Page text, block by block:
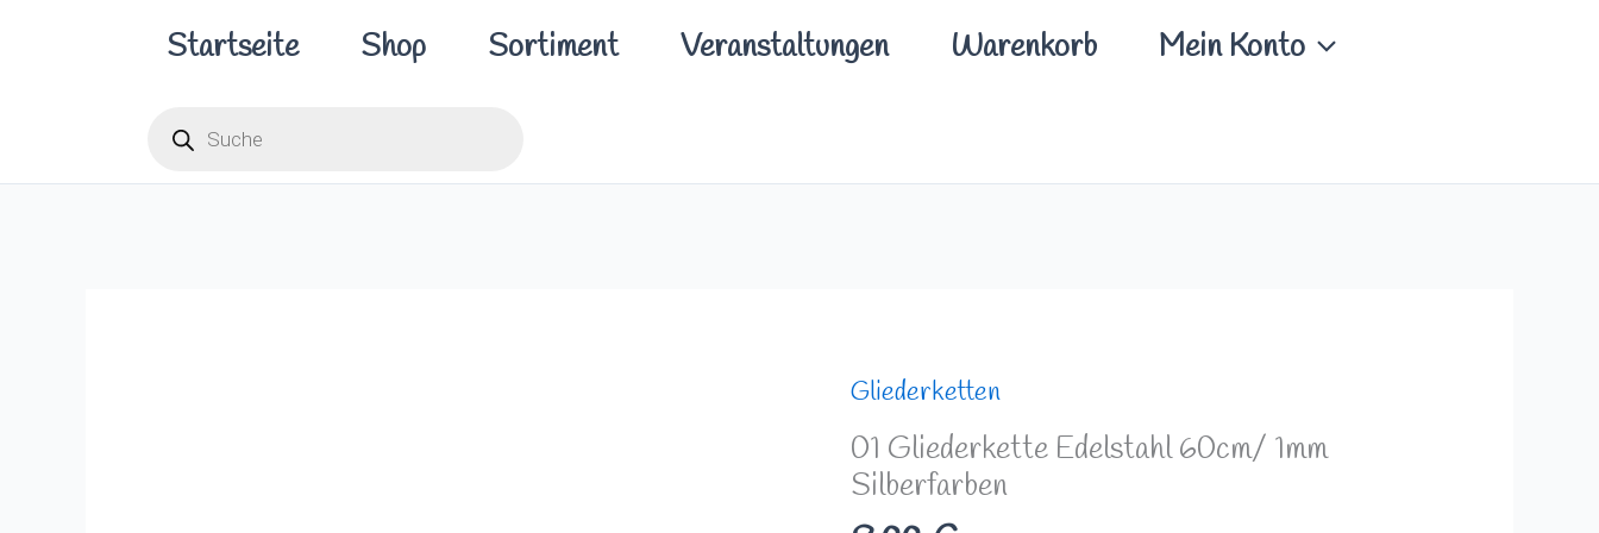
Startseite Shop Sortiment Veranstaltungen Warenkorb Mein Konto
search
Gliederketten
01 Gliederkette Edelstahl 60cm/ 1mm
Silberfarben
01
Gliederkette
Edelstahl
60cm/